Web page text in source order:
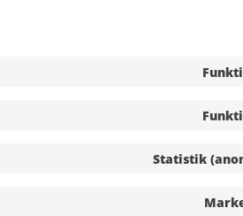
Statistik